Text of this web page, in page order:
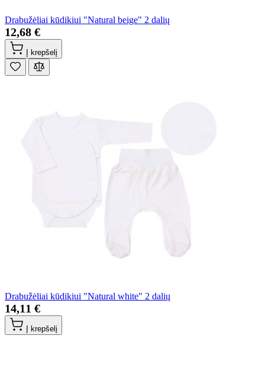
Drabužėliai kūdikiui "Natural beige" 2 dalių
12,68 €
Į krepšelį
Drabužėliai kūdikiui "Natural white" 2 dalių
14,11 €
Į krepšelį